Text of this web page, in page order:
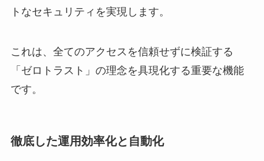
トなセキュリティを実現します。
これは、全てのアクセスを信頼せずに検証する
「ゼロトラスト」の理念を具現化する重要な機能
です。
徹底した運用効率化と自動化